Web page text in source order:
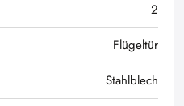
2
Flügeltür
Stahlblech